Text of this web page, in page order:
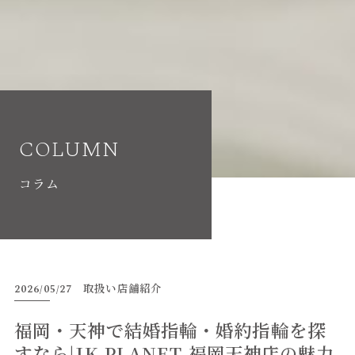
COLUMN
コラム
2026/05/27 取扱い店舗紹介
福岡・天神で結婚指輪・婚約指輪を探